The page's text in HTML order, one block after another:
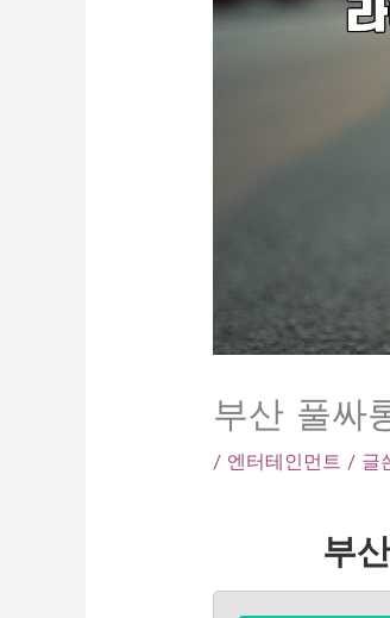
부산 풀싸
/ 엔터테인먼트 / 글
부